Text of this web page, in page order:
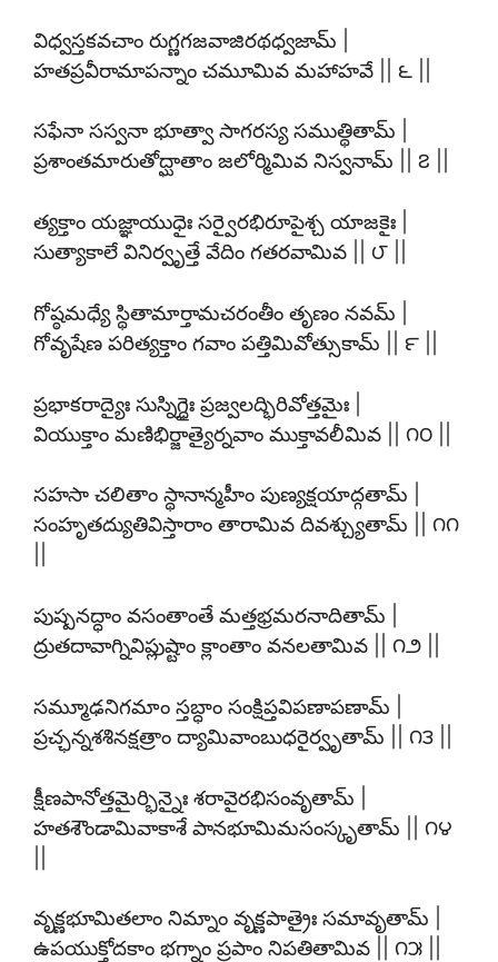
విధ్వస్తకవచాం రుగ్ణగజవాజిరథధ్వజామ్ |
హతప్రవీరామాపన్నాం చమూమివ మహాహవే || ౬ ||
సఫేనా సస్వనా భూత్వా సాగరస్య సముత్థితామ్ |
ప్రశాంతమారుతోద్ఘాతాం జలోర్మిమివ నిస్వనామ్ || ౭ ||
త్యక్తాం యజ్ఞాయుధైః సర్వైరభిరూపైశ్చ యాజకైః |
సుత్యాకాలే వినిర్వృత్తే వేదిం గతరవామివ || ౮ ||
గోష్ఠమధ్యే స్థితామార్తామచరంతీం తృణం నవమ్ |
గోవృషేణ పరిత్యక్తాం గవాం పత్తిమివోత్సుకామ్ || ౯ ||
ప్రభాకరాద్యైః సుస్నిగ్ధైః ప్రజ్వలద్భిరివోత్తమైః |
వియుక్తాం మణిభిర్జాత్యైర్నవాం ముక్తావలీమివ || ౧౦ ||
సహసా చలితాం స్థానాన్మహీం పుణ్యక్షయాద్గతామ్ |
సంహృతద్యుతివిస్తారాం తారామివ దివశ్చ్యుతామ్ || ౧౧
పుష్పనద్ధాం వసంతాంతే మత్తభ్రమరనాదితామ్ |
ద్రుతదావాగ్నివిప్లుష్టాం క్లాంతాం వనలతామివ || ౧౨ ||
సమ్మూఢనిగమాం స్తబ్ధాం సంక్షిప్తవిపణాపణామ్ |
ప్రచ్ఛన్నశశినక్షత్రాం ద్యామివాంబుధరైర్వృతామ్ || ౧౩ ||
క్షీణపానోత్తమైర్భిన్నైః శరావైరభిసంవృతామ్ |
హతశౌండామివాకాశే పానభూమిమసంస్కృతామ్ || ౧౪
వృక్ణభూమితలాం నిమ్నాం వృక్ణపాత్రైః సమావృతామ్ |
ఉపయుక్తోదకాం భగ్నాం ప్రపాం నిపతితామివ || ౧౫ ||